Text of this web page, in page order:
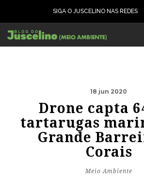
SIGA O JUSCELINO NAS REDES
18 jun 2020
Drone capta
tartarugas
Grande
Corais
Meio Ambiente